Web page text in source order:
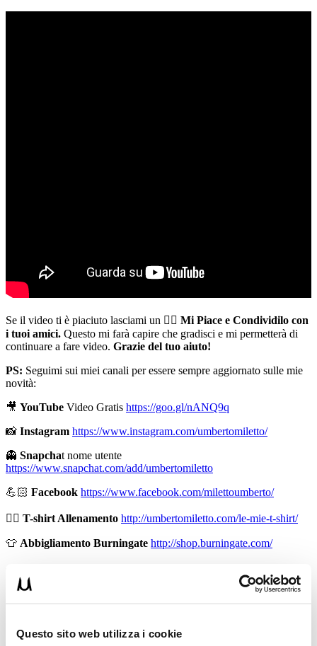
Questo sito web utilizza i cookie
Se il video ti è piaciuto lasciami un 👍🏻 Mi Piace e Condividilo con
i tuoi amici. Questo mi farà capire che gradisci e mi permetterà di
continuare a fare video. Grazie del tuo aiuto!
PS: Seguimi sui miei canali per essere sempre aggiornato sulle mie
novità:
🎥 YouTube Video Gratis https://goo.gl/nANQ9q
📸 Instagram https://www.instagram.com/umbertomiletto/
👻 Snapchat nome utente
https://www.snapchat.com/add/umbertomiletto
💪🏻 Facebook https://www.facebook.com/milettoumberto/
🏋🏻 T-shirt Allenamento http://umbertomiletto.com/le-mie-t-shirt/
👕 Abbigliamento Burningate http://shop.burningate.com/
personal trainer Umberto Miletto
specialisti. L’autore declina ogni responsabilità di effetti o di